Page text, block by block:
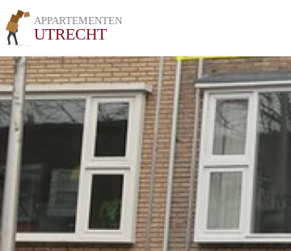
APPARTEMENTEN
UTRECHT